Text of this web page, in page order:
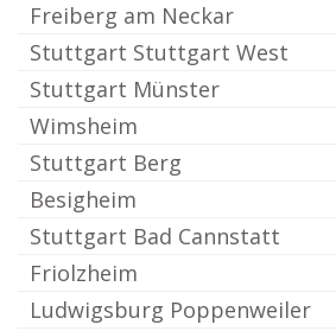
Freiberg am Neckar
Stuttgart Stuttgart West
Stuttgart Münster
Wimsheim
Stuttgart Berg
Besigheim
Stuttgart Bad Cannstatt
Friolzheim
Ludwigsburg Poppenweiler